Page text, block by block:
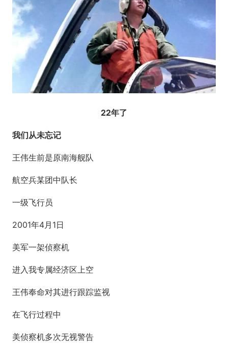
22年了
我们从未忘记
王伟生前是原南海舰队
航空兵某团中队长
一级飞行员
2001年4月1日
美军一架侦察机
进入我专属经济区上空
王伟奉命对其进行跟踪监视
在飞行过程中
美侦察机多次无视警告